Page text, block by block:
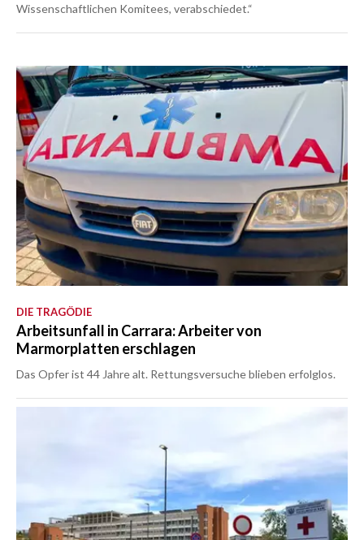
Wissenschaftlichen Komitees, verabschiedet.“
DIE TRAGÖDIE
Arbeitsunfall in Carrara: Arbeiter von
Marmorplatten erschlagen
Das Opfer ist 44 Jahre alt. Rettungsversuche blieben erfolglos.